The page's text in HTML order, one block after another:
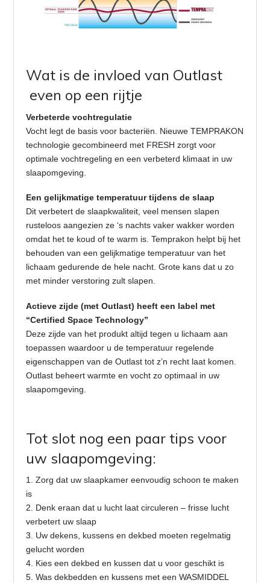
Wat is de invloed van Outlast
even op een rijtje
Verbeterde vochtregulatie
Vocht legt de basis voor bacteriën. Nieuwe TEMPRAKON
technologie gecombineerd met FRESH zorgt voor
optimale vochtregeling en een verbeterd klimaat in uw
slaapomgeving.
Een gelijkmatige temperatuur tijdens de slaap
Dit verbetert de slaapkwaliteit, veel mensen slapen
rusteloos aangezien ze ‘s nachts vaker wakker worden
omdat het te koud of te warm is. Temprakon helpt bij het
behouden van een gelijkmatige temperatuur van het
lichaam gedurende de hele nacht. Grote kans dat u zo
met minder verstoring zult slapen.
Actieve zijde (met Outlast) heeft een label met
“Certified Space Technology”
Deze zijde van het produkt altijd tegen u lichaam aan
toepassen waardoor u de temperatuur regelende
eigenschappen van de Outlast tot z’n recht laat komen.
Outlast beheert warmte en vocht zo optimaal in uw
slaapomgeving.
Tot slot nog een paar tips voor
uw slaapomgeving:
1. Zorg dat uw slaapkamer eenvoudig schoon te maken
is
2. Denk eraan dat u lucht laat circuleren – frisse lucht
verbetert uw slaap
3. Uw dekens, kussens en dekbed moeten regelmatig
gelucht worden
4. Kies een dekbed en kussen dat u voor geschikt is
5. Was dekbedden en kussens met een WASMIDDEL